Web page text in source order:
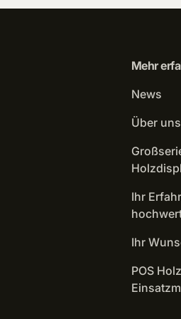
Mehr
News
Über
Ihr
Ihr
POS